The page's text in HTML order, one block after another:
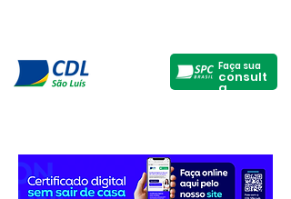
Faça sua
consult
a